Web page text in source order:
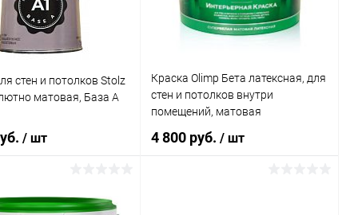
Amphibolin
стен и потолков Stolz
матовая, База А
/ шт
В корзину
Краска Olimp Бета латексная, для
стен и потолков внутри
помещений, матовая
4 800 руб./ шт